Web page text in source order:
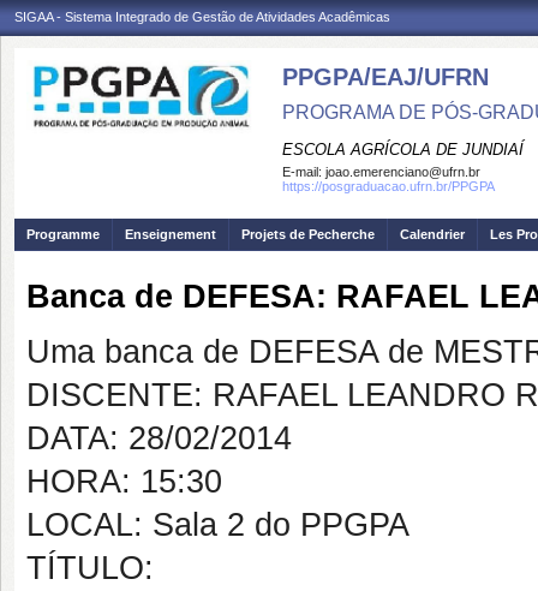
SIGAA - Sistema Integrado de Gestão de Atividades Acadêmicas
PPGPA/EAJ/UFRN
PROGRAMA DE PÓS-
ESCOLA AGRÍCOLA DE JUNDIAÍ
E-mail: joao.emerenciano@ufrn.br
https://posgraduacao.ufrn.br/PPGPA
Programme Enseignement Projets de Pecherche Calendrier Les
Banca de DEFESA: RAFAEL
Uma banca de DEFESA de
DISCENTE: RAFAEL LEANDRO
DATA: 28/02/2014
HORA: 15:30
LOCAL: Sala 2 do PPGPA
TÍTULO: